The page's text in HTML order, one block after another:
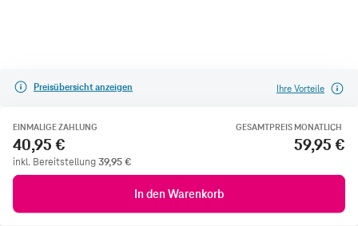
Preisübersicht anzeigen Ihre Vorteile
EINMALIGE ZAHLUNG
40,95 €
inkl. Bereitstellung39,95€
GESAMTPREIS MONATLICH
59,95 €
In den Warenkorb